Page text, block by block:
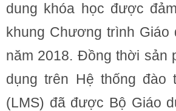
dung khóa học được
khung Chương trình Giáo
năm 2018. Đồng thời sản
dụng trên Hệ thống đào
(LMS) đã được Bộ Giáo